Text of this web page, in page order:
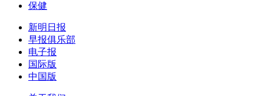
保健
新明日报
早报俱乐部
电子报
国际版
中国版